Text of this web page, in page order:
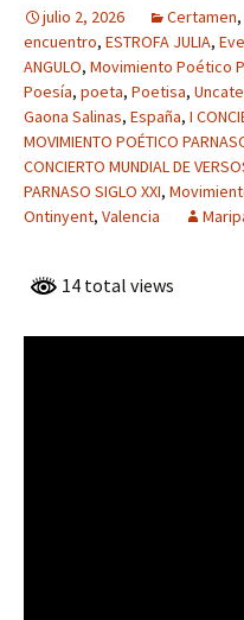
julio 2, 2026 Certamen,
encuentro, ESTROFA JULIA,
ANGULO, Movimiento Poético
Poesía, poeta, Poetisa,
Gaona Salinas, España, I
MOVIMIENTO POÉTICO
CONCIERTO MUNDIAL DE
PARNASO SIGLO XXI,
Ontinyent, Valencia
14 total views